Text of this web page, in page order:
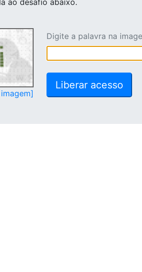
ao desafio abaixo.
Digite a palavra na